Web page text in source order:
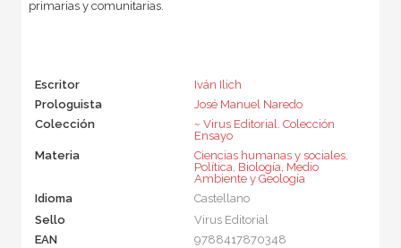
primarias y comunitarias.
Escritor
Iván Ilich
Prologuista
José Manuel Naredo
Colección
~ Virus Editorial. Colección
Ensayo
Materia
Ciencias humanas y sociales,
Política, Biología, Medio
Ambiente y Geología
Idioma
Castellano
Sello
Virus Editorial
EAN
9788417870348